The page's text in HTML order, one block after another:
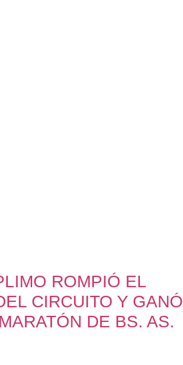
ROMPIÓ EL
CIRCUITO Y GANÓ
DE BS. AS.